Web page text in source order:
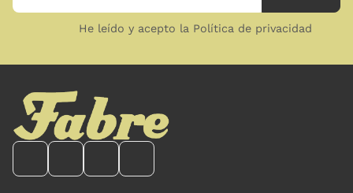
He leído y acepto la Política de privacidad